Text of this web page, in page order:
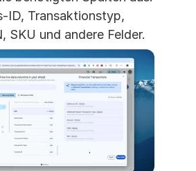
ID, Transaktionstyp,
SKU und andere Felder.